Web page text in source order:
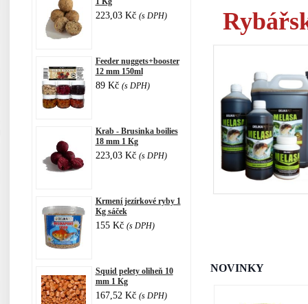
223,03 Kč (s DPH)
Feeder nuggets+booster
12 mm 150ml
89 Kč (s DPH)
Krab - Brusinka boilies
18 mm 1 Kg
223,03 Kč (s DPH)
Krmení jezírkové ryby 1
Kg sáček
155 Kč (s DPH)
Squid pelety oliheň 10
mm 1 Kg
167,52 Kč (s DPH)
NOVINKY